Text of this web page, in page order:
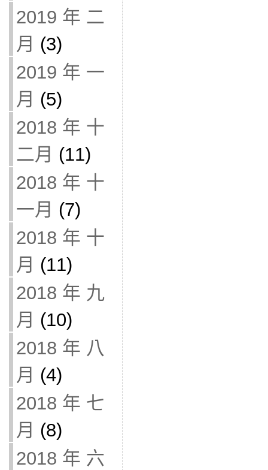
2019 年 二
月 (3)
2019 年 一
月 (5)
2018 年 十
二月 (11)
2018 年 十
一月 (7)
2018 年 十
月 (11)
2018 年 九
月 (10)
2018 年 八
月 (4)
2018 年 七
月 (8)
2018 年 六